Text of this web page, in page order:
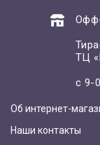
ТЦ
с 9-
Об интернет-
Наши контакты